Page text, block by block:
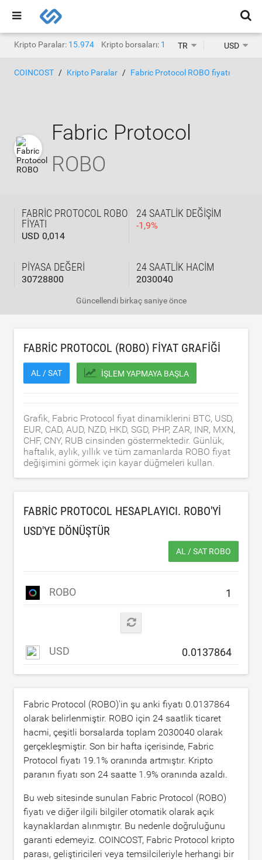
Kripto Paralar: 15.974 Kripto borsaları: 1.471TR USD
COINCOST Kripto Paralar Fabric Protocol ROBO fiyatı
Fabric Protocol
ROBO
FABRIC PROTOCOL ROBO
FIYATI
USD 0,014
24 SAATLIK DEĞIŞIM
-1,9%
PIYASA DEĞERI
30728800
24 SAATLIK HACIM
2030040
Güncellendi birkaç saniye önce
FABRIC PROTOCOL (ROBO) FIYAT GRAFIĞI
AL / SAT İŞLEM YAPMAYA BAŞLA
Grafik, Fabric Protocol fiyat dinamiklerini BTC, USD,
EUR, CAD, AUD, NZD, HKD, SGD, PHP, ZAR, INR, MXN,
CHF, CNY, RUB cinsinden göstermektedir. Günlük,
haftalık, aylık, yıllık ve tüm zamanlarda ROBO fiyat
değişimini görmek için kayar düğmeleri kullan.
FABRIC PROTOCOL HESAPLAYICI. ROBO'YI
USD'YE DÖNÜŞTÜR
AL / SAT ROBO
ROBO
USD
Fabric Protocol (ROBO)'in şu anki fiyatı 0.0137864
olarak belirlenmiştir. ROBO için 24 saatlik ticaret
hacmi, çeşitli borsalarda toplam 2030040 olarak
gerçekleşmiştir. Son bir hafta içerisinde, Fabric
Protocol fiyatı 19.1% oranında artmıştır. Kripto
paranın fiyatı son 24 saatte 1.9% oranında azaldı.
Bu web sitesinde sunulan Fabric Protocol (ROBO)
fiyatı ve diğer ilgili bilgiler otomatik olarak açık
kaynaklardan alınmıştır. Bu nedenle doğruluğunu
garanti edemeyiz. COINCOST, Fabric Protocol kripto
parası, geliştiricileri veya temsilcileriyle herhangi bir